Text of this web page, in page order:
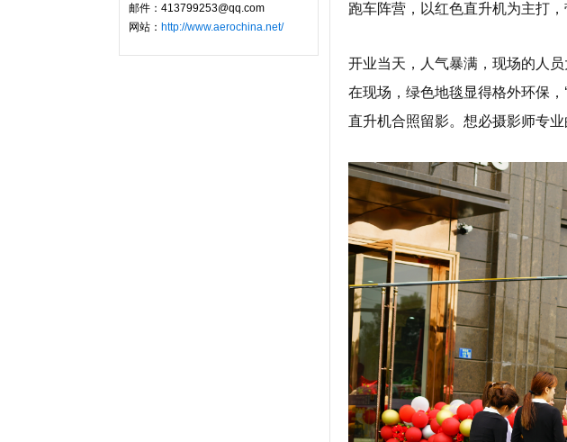
邮件：413799253@qq.com
网站： http://www.aerochina.net/
跑车阵营，以红色直升机为主打
开业当天，人气暴满，现场的人
在现场，绿色地毯显得格外环保
直升机合照留影。想必摄影师专